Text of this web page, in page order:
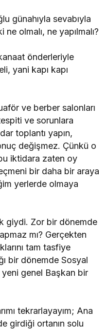
günahıyla sevabıyla
olmalı, ne yapılmalı?
önderleriyle
yani kapı kapı
ve berber salonları
ve sorunlara
toplantı yapın,
değişmez. Çünkü o
iktidara zaten oy
bir daha bir araya
yerlerde olmaya
giydi. Zor bir dönemde
mı? Gerçekten
tam tasfiye
bir dönemde Sosyal
genel Başkan bir
tekrarlayayım; Ana
girdiği ortanın solu